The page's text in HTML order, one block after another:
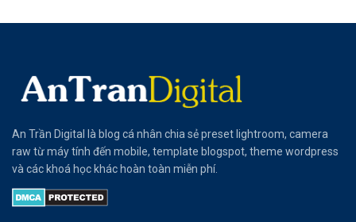
An Trần Digital là blog cá nhân chia sẻ preset lightroom, camera
raw từ máy tính đến mobile, template blogspot, theme wordpress
và các khoá học khác hoàn toàn miễn phí.